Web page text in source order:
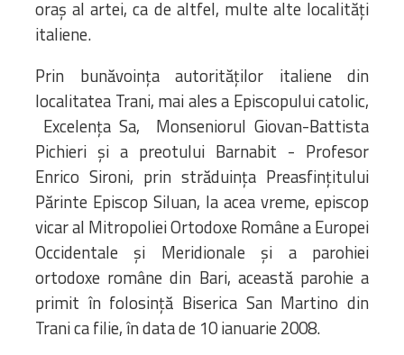
oraș al artei, ca de altfel, multe alte localități
italiene.
Prin bunăvoinţa autorităţilor italiene din
localitatea Trani, mai ales a Episcopului catolic,
Excelenţa Sa, Monseniorul Giovan-Battista
Pichieri şi a preotului Barnabit - Profesor
Enrico Sironi, prin străduinţa Preasfinţitului
Părinte Episcop Siluan, la acea vreme, episcop
vicar al Mitropoliei Ortodoxe Române a Europei
Occidentale și Meridionale şi a parohiei
ortodoxe române din Bari, această parohie a
primit în folosinţă Biserica San Martino din
Trani ca filie, în data de 10 ianuarie 2008.